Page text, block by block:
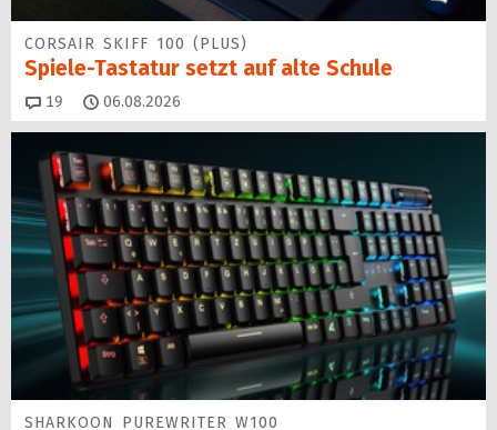
CORSAIR SKIFF 100 (PLUS)
Spiele-Tastatur setzt auf alte Schule
19 Kommentare
06.08.2026
SHARKOON PUREWRITER W100